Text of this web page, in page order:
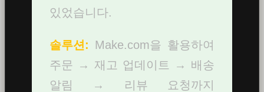
있었습니다.
솔루션: Make.com을 활용하여
주문 → 재고 업데이트 → 배송
알림 → 리뷰 요청까지